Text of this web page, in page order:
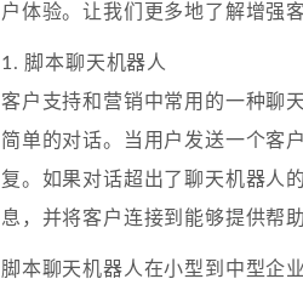
户体验。让我们更多地了解增强
1. 脚本聊天机器人
客户支持和营销中常用的一种聊
简单的对话。当用户发送一个客
复。如果对话超出了聊天机器人
息，并将客户连接到能够提供帮
脚本聊天机器人在小型到中型企